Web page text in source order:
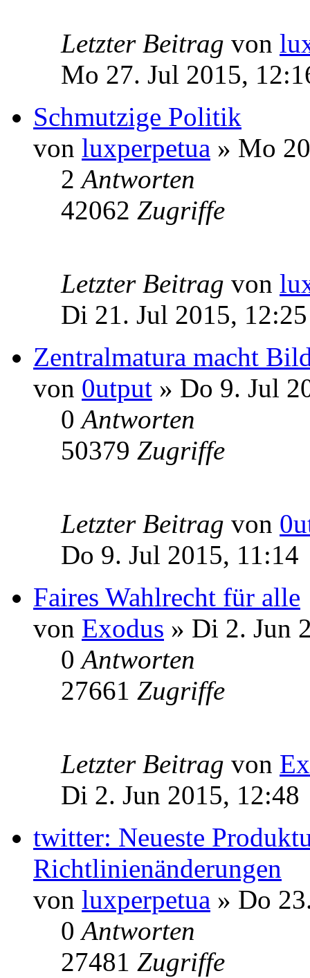
Letzter Beitrag von
Mo 27. Jul 2015,
Schmutzige Politik
von luxperpetua » Mo
2Antworten
42062 Zugriffe
Letzter Beitrag von
Di 21. Jul 2015, 12:25
Zentralmatura macht
von 0utput » Do 9. Jul
0Antworten
50379 Zugriffe
Letzter Beitrag von
Do 9. Jul 2015, 11:14
Faires Wahlrecht für alle
von Exodus » Di 2. Jun
0Antworten
27661 Zugriffe
Letzter Beitrag von
Di 2. Jun 2015, 12:48
twitter: Neueste
Richtlinienänderungen
von luxperpetua » Do
0Antworten
27481 Zugriffe